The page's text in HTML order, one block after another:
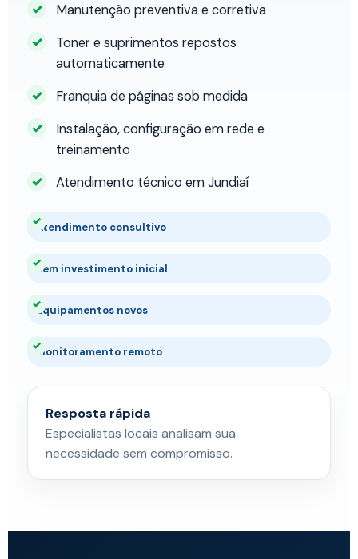
Manutenção preventiva e corretiva
Toner e suprimentos repostos
automaticamente
Franquia de páginas sob medida
Instalação, configuração em rede e
treinamento
Atendimento técnico em Jundiaí
Atendimento consultivo
Sem investimento inicial
Equipamentos novos
Monitoramento remoto
Resposta rápida
Especialistas locais analisam sua
necessidade sem compromisso.